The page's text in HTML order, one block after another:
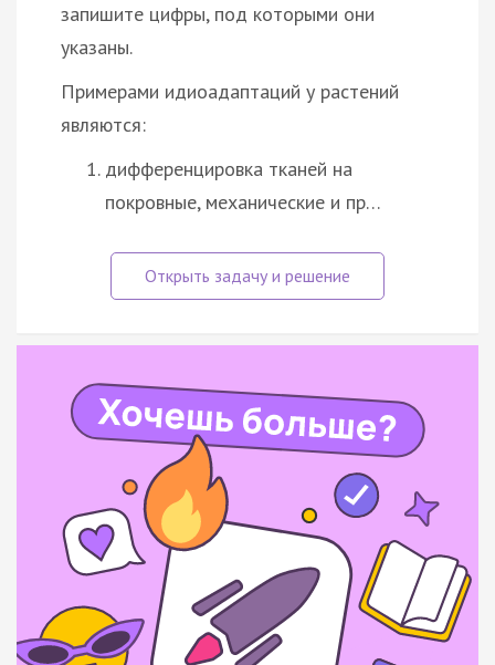
запишите цифры, под которыми они
указаны.
Примерами идиоадаптаций у растений
являются:
дифференцировка тканей на
покровные, механические и пр…